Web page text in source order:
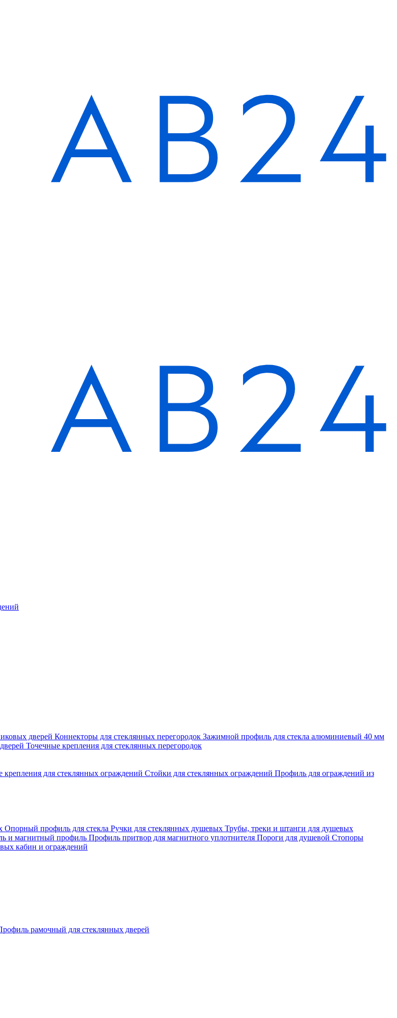
дверей Коннекторы для стеклянных перегородок Зажимной профиль для стекла алюминиевый 40 мм
Точечные крепления для стеклянных перегородок
крепления для стеклянных ограждений Стойки для стеклянных ограждений Профиль для ограждений из
Опорный профиль для стекла Ручки для стеклянных душевых Трубы, треки и штанги для душевых
и магнитный профиль Профиль притвор для магнитного уплотнителя Пороги для душевой Стопоры
кабин и ограждений
рамочный для стеклянных дверей